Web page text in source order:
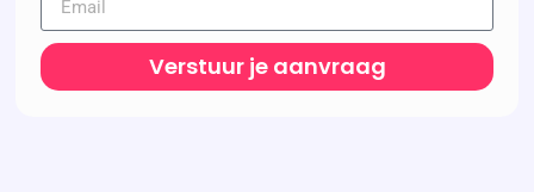
Verstuur je aanvraag